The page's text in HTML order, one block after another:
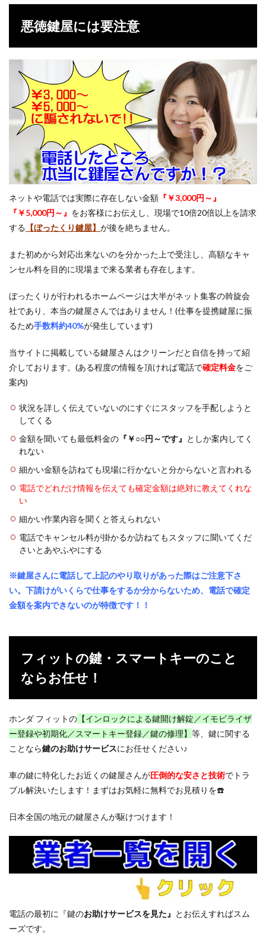
悪徳鍵屋には要注意
ネットや電話では実際に存在しない金額 『￥3,000円～』
『￥5,000円～』 をお客様にお伝えし、現場で10倍20倍以上を請求
する 【ぼったくり鍵屋】 が後を絶ちません。
また初めから対応出来ないのを分かった上で受注し、高額なキャ
ンセル料を目的に現場まで来る業者も存在します。
ぼったくりが行われるホームページは大半がネット集客の斡旋会
社であり、本当の鍵屋さんではありません！(仕事を提携鍵屋に振
るため手数料約40%が発生しています)
当サイトに掲載している鍵屋さんはクリーンだと自信を持って紹
介しております。(ある程度の情報を頂ければ電話で確定料金をご
案内)
状況を詳しく伝えていないのにすぐにスタッフを手配しようと
してくる
金額を聞いても最低料金の 『￥○○円～です』 としか案内してく
れない
細かい金額を訪ねても現場に行かないと分からないと言われる
電話でどれだけ情報を伝えても確定金額は絶対に教えてくれな
い
細かい作業内容を聞くと答えられない
電話でキャンセル料が掛かるか訪ねてもスタッフに聞いてくだ
さいとあやふやにする
※鍵屋さんに電話して上記のやり取りがあった際はご注意下さ
い。下請けがいくらで仕事をするか分からないため、電話で確定
金額を案内できないのが特徴です！！
フィットの鍵・スマートキーのこと
ならお任せ！
ホンダ フィットの 【インロックによる鍵開け解錠／イモビライザ
ー登録や初期化／スマートキー登録／鍵の修理】 等、鍵に関する
ことなら鍵のお助けサービスにお任せください♪
車の鍵に特化したお近くの鍵屋さんが圧倒的な安さと技術でトラ
ブル解決いたします！まずはお気軽に無料でお見積りを☎️
日本全国の地元の鍵屋さんが駆けつけます！
電話の最初に『鍵のお助けサービスを見た』 とお伝えすればスム
ーズです。